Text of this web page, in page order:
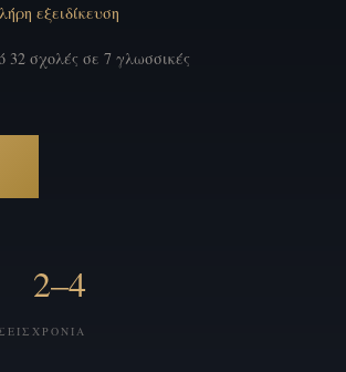
εξειδίκευση
32 σχολές σε 7 γλωσσικές
2–4
ΧΡΌΝΙΑ